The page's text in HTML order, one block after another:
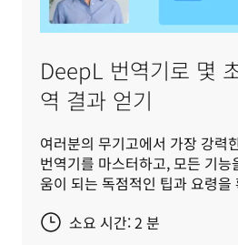
DeepL 번역기로 몇
역 결과 얻기
여러분의 무기고에서 가장 강력
번역기를 마스터하고, 모든 기
움이 되는 독점적인 팁과 요령을
소요 시간: 2 분